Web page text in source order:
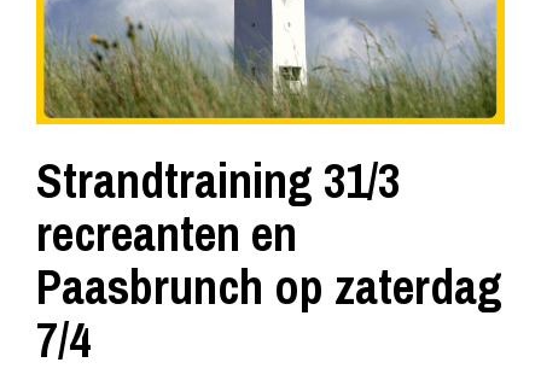
Strandtraining 31/3
recreanten en
Paasbrunch op zaterdag
7/4